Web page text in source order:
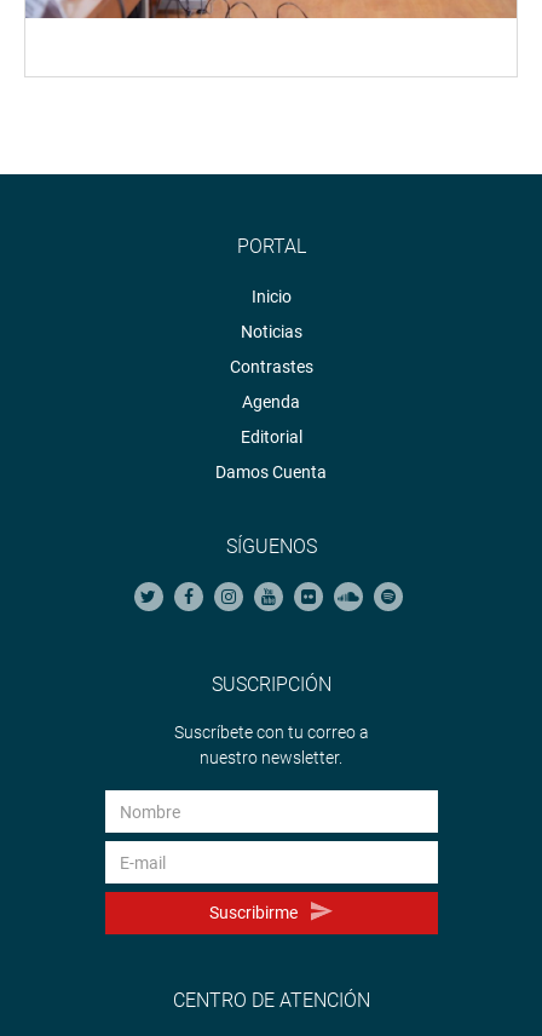
PORTAL
Inicio
Noticias
Contrastes
Agenda
Editorial
Damos Cuenta
SÍGUENOS
SUSCRIPCIÓN
Suscríbete con tu correo a
nuestro newsletter.
Suscribirme
CENTRO DE ATENCIÓN